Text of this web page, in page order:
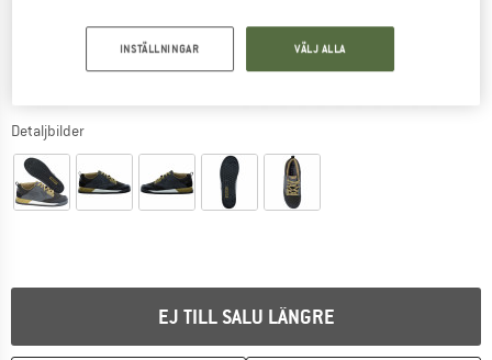
Detaljbilder
EJ TILL SALU LÄNGRE
INSTÄLLNINGAR VÄLJ ALLA